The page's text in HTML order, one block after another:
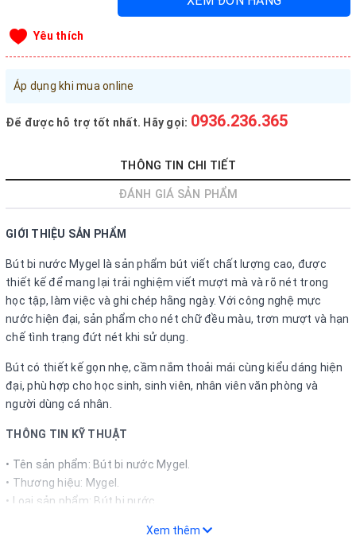
Đăng ký tài khoản
090.215.9818
vanphongphamhaigiang@gmail.com
Hướng dẫn mua hàng
Hướng dẫn thanh toán
Chính sách vận chuyển, Bảo hành, Bảo mật thông tin
Trở về trang chủ Đóng
Yêu thích
Áp dụng khi mua online
Để được hỗ trợ tốt nhất. Hãy gọi: 0936.236.365
THÔNG TIN CHI TIẾT
ĐÁNH GIÁ SẢN PHẨM
GIỚI THIỆU SẢN PHẨM
Bút bi nước Mygel là sản phẩm bút viết chất lượng cao, được
thiết kế để mang lại trải nghiệm viết mượt mà và rõ nét trong
học tập, làm việc và ghi chép hằng ngày. Với công nghệ mực
nước hiện đại, sản phẩm cho nét chữ đều màu, trơn mượt và hạn
chế tình trạng đứt nét khi sử dụng.
Bút có thiết kế gọn nhẹ, cầm nắm thoải mái cùng kiểu dáng hiện
đại, phù hợp cho học sinh, sinh viên, nhân viên văn phòng và
người dùng cá nhân.
THÔNG TIN KỸ THUẬT
• Tên sản phẩm: Bút bi nước Mygel.
• Thương hiệu: Mygel.
• Loại sản phẩm: Bút bi nước.
Xem thêm